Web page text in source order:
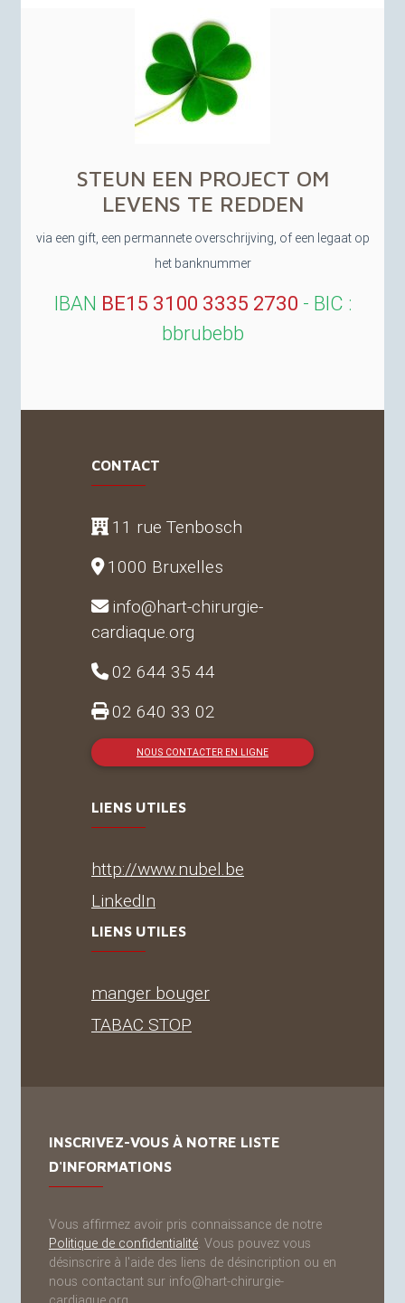
STEUN EEN PROJECT OM
LEVENS TE REDDEN
via een gift, een permannete overschrijving, of een legaat op
het banknummer
IBAN BE15 3100 3335 2730 - BIC :
bbrubebb
CONTACT
11 rue Tenbosch
1000 Bruxelles
info@hart-chirurgie-
cardiaque.org
02 644 35 44
02 640 33 02
NOUS CONTACTER EN LIGNE
LIENS UTILES
http://www.nubel.be
LinkedIn
LIENS UTILES
manger bouger
TABAC STOP
INSCRIVEZ-VOUS À NOTRE LISTE
D'INFORMATIONS
Vous affirmez avoir pris connaissance de notre
Politique de confidentialité. Vous pouvez vous
désinscrire à l'aide des liens de désincription ou en
nous contactant sur info@hart-chirurgie-